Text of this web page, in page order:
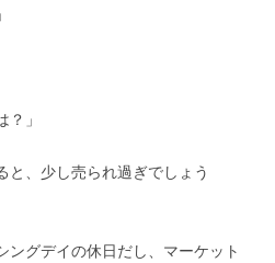
」
と、少し売られ過ぎでしょう
ングデイの休日だし、マーケット